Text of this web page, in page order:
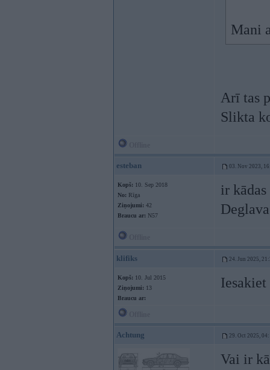
Mani
Arī tas
Slikta
esteban 03. Nov 2023,
Kopš: 10. Sep 2018
No: Rīga
Ziņojumi: 42
Braucu ar: N57
ir
klifiks 24. Jun 2025,
Kopš: 10. Jul 2015
Ziņojumi: 13
Braucu ar:
Achtung 29. Oct 2025,
Vai ir